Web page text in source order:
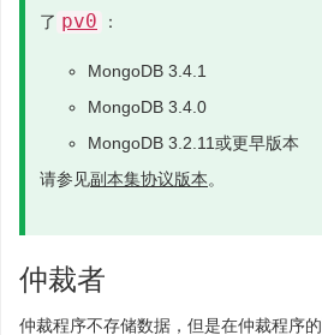
了 pv0 ：
MongoDB 3.4.1
MongoDB 3.4.0
MongoDB 3.2.11或更早版本
请参见副本集协议版本。
仲裁者
仲裁程序不存储数据，但是在仲裁程序的